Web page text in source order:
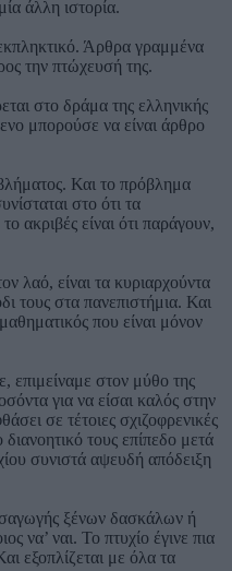
άλλη ιστορία.
Άρθρα γραμμένα
την πτώχευσή της.
στο δράμα της ελληνικής
μπορούσε να είναι άρθρο
Και το πρόβλημα
στο ότι τα
ακριβές είναι ότι παράγουν,
λαό, είναι τα κυριαρχούντα
τους στα πανεπιστήμια. Και
που είναι μόνον
επιμείναμε στον μύθο της
για να είσαι καλός στην
σε τέτοιες σχιζοφρενικές
τους επίπεδο μετά
συνιστά αψευδή απόδειξη
ξένων δασκάλων ή
να’ ναι. Το πτυχίο έγινε πια
εξοπλίζεται με όλα τα